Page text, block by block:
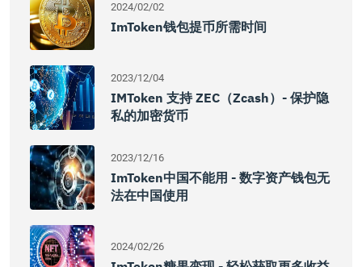
2024/02/02
ImToken钱包提币所需时间
2023/12/04
IMToken 支持 ZEC（Zcash）- 保护隐
私的加密货币
2023/12/16
ImToken中国不能用 - 数字资产钱包无
法在中国使用
2024/02/26